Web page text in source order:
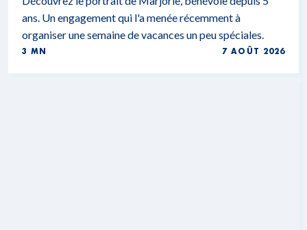
ans. Un engagement qui l'a menée récemment à
organiser une semaine de vacances un peu spéciales.
3 MN 7 AOÛT 2026